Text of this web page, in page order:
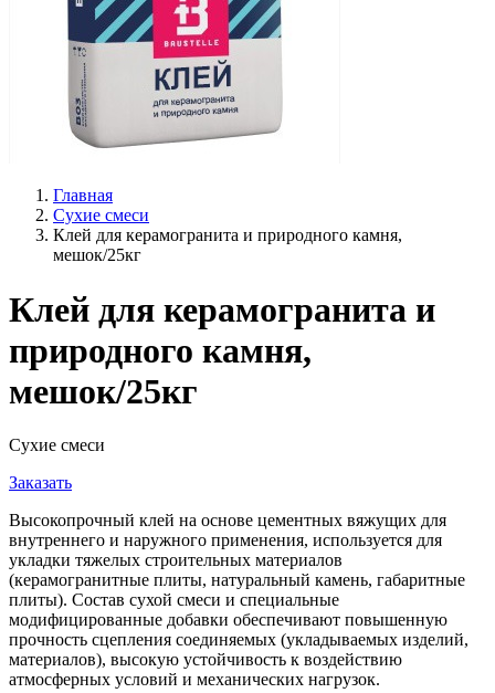
Главная
Сухие смеси
Клей для керамогранита и природного камня,
мешок/25кг
Клей для керамогранита и
природного камня,
мешок/25кг
Сухие смеси
Заказать
Высокопрочный клей на основе цементных вяжущих для
внутреннего и наружного применения, используется для
укладки тяжелых строительных материалов
(керамогранитные плиты, натуральный камень, габаритные
плиты). Состав сухой смеси и специальные
модифицированные добавки обеспечивают повышенную
прочность сцепления соединяемых (укладываемых изделий,
материалов), высокую устойчивость к воздействию
атмосферных условий и механических нагрузок.